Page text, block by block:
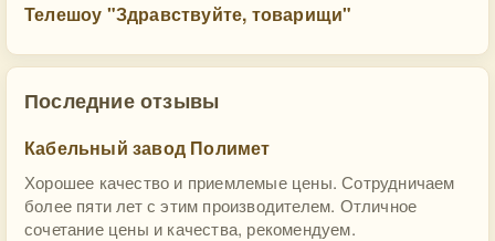
Телешоу "Здравствуйте, товарищи"
Последние отзывы
Кабельный завод Полимет
Хорошее качество и приемлемые цены. Сотрудничаем
более пяти лет с этим производителем. Отличное
сочетание цены и качества, рекомендуем.